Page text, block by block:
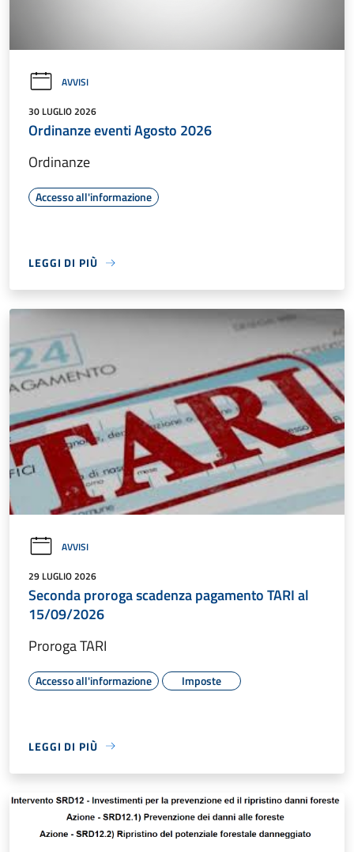
AVVISI
30 LUGLIO 2026
Ordinanze eventi Agosto 2026
Ordinanze
Accesso all'informazione
LEGGI DI PIÙ
AVVISI
29 LUGLIO 2026
Seconda proroga scadenza pagamento TARI al
15/09/2026
Proroga TARI
Accesso all'informazione Imposte
LEGGI DI PIÙ